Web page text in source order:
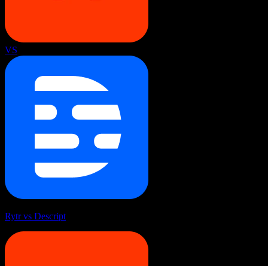
VS
Rytr vs Descript